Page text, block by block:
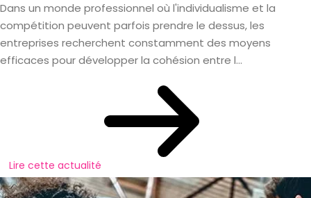
Dans un monde professionnel où l'individualisme et la
compétition peuvent parfois prendre le dessus, les
entreprises recherchent constamment des moyens
efficaces pour développer la cohésion entre l...
Lire cette actualité